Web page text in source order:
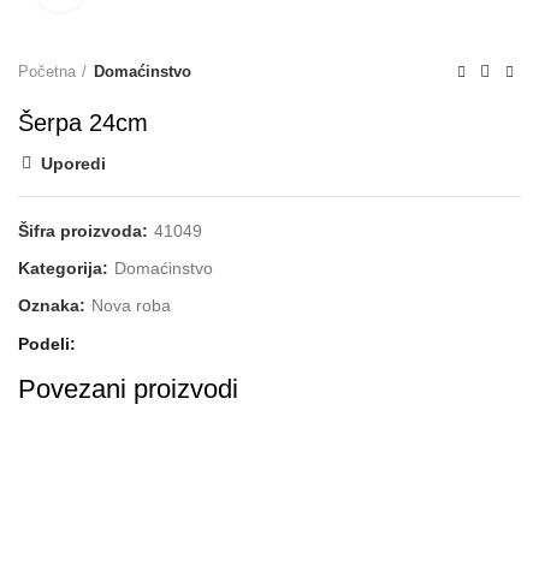
Početna Domaćinstvo
Šerpa 24cm
Uporedi
Šifra proizvoda: 41049
Kategorija: Domaćinstvo
Oznaka: Nova roba
Podeli
Povezani proizvodi